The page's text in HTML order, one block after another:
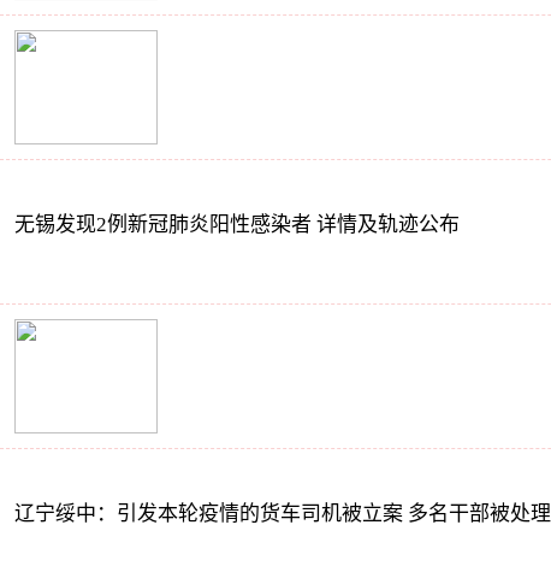
无锡发现2例新冠肺炎阳性感染者 详情及轨迹公布
辽宁绥中：引发本轮疫情的货车司机被立案 多名干部被处理